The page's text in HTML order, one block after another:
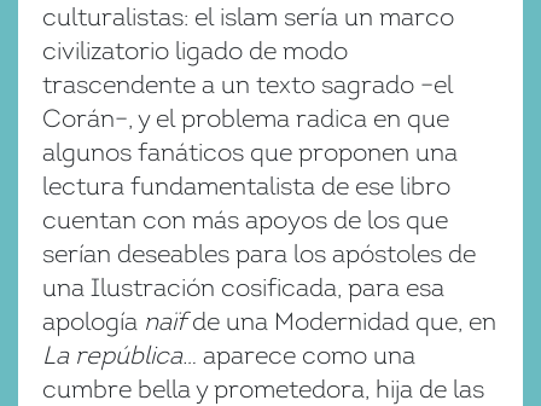
culturalistas: el islam sería un marco
civilizatorio ligado de modo
trascendente a un texto sagrado –el
Corán–, y el problema radica en que
algunos fanáticos que proponen una
lectura fundamentalista de ese libro
cuentan con más apoyos de los que
serían deseables para los apóstoles de
una Ilustración cosificada, para esa
apología naïfde una Modernidad que, en
La república… aparece como una
cumbre bella y prometedora, hija de las